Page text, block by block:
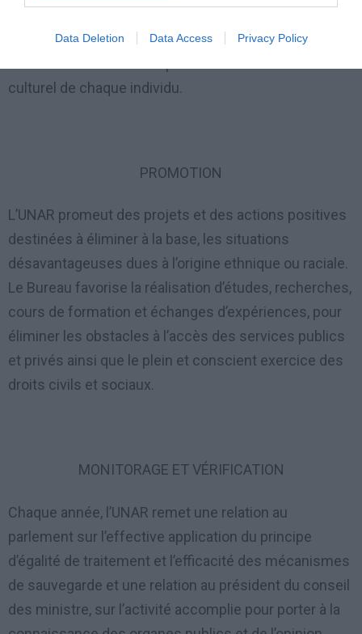
Data Deletion Data Access Privacy Policy
faire en sorte que le principe de l’égalité de traitement
culturel de chaque individu.
PROMOTION
L’UNAR promeut des projets et des actions positives
destinées à éliminer à la base, les situations
désavantageuses dues à l’origine ethnique ou raciale.
Le Bureau favorise la réalisation d’études, recherches,
cours de formation et échanges d’expériences, pour
éliminer les obstacles à l’accès des services publics
et privés ainsi que le plein et conscient exercice des
droits civils et sociaux.
MONITORAGE ET VÉRIFICATION
Chaque année, l’UNAR remet une relation au
parlement sur l’effective application du principe
d’égalité de traitement et l’efficacité des mécanismes
de sauvegarde et une relation au président du conseil
des ministre, sur l’activité accomplie pour porter à la